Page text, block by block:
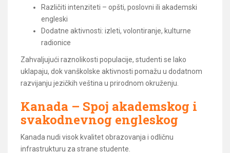
Različiti intenziteti – opšti, poslovni ili akademski
engleski
Dodatne aktivnosti: izleti, volontiranje, kulturne
radionice
Zahvaljujući raznolikosti populacije, studenti se lako
uklapaju, dok vanškolske aktivnosti pomažu u dodatnom
razvijanju jezičkih veština u prirodnom okruženju.
Kanada – Spoj akademskog i
svakodnevnog engleskog
Kanada nudi visok kvalitet obrazovanja i odličnu
infrastrukturu za strane studente.